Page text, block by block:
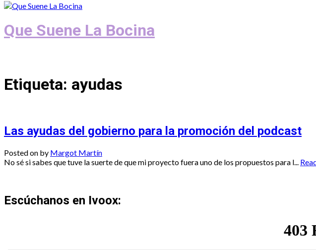
Que Suene La Bocina
Etiqueta: ayudas
Las ayudas del gobierno para la promoción del podcast
Posted on by Margot Martín
No sé si sabes que tuve la suerte de que mi proyecto fuera uno de los propuestos para l...
Escúchanos en Ivoox: